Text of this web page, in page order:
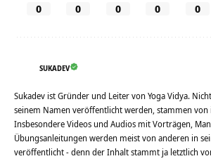
0 0 0 0 0
SUKADEV
Sukadev ist Gründer und Leiter von Yoga Vidya.
seinem Namen veröffentlicht werden, stammen von
Insbesondere Videos und Audios mit Vorträgen,
Übungsanleitungen werden meist von anderen in
veröffentlicht - denn der Inhalt stammt ja letztlich